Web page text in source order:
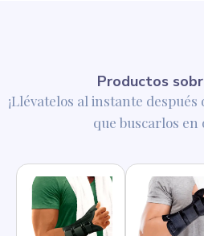
Productos
¡Llévatelos al instante
que buscarlos en